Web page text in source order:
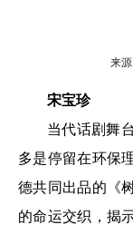
来
宋宝珍
当代话剧舞
多是停留在环保
德共同出品的《
的命运交织，揭